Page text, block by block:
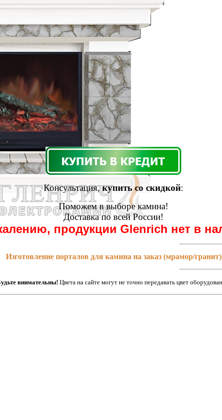
Консультация,купить со скидкой:
Поможем в выборе камина!
Доставка по всей России!
продукции Glenrich нет в
Изготовление порталов для камина на заказ (мрамор/гранит)
внимательны! Цвета на сайте могут не точно передавать цвет